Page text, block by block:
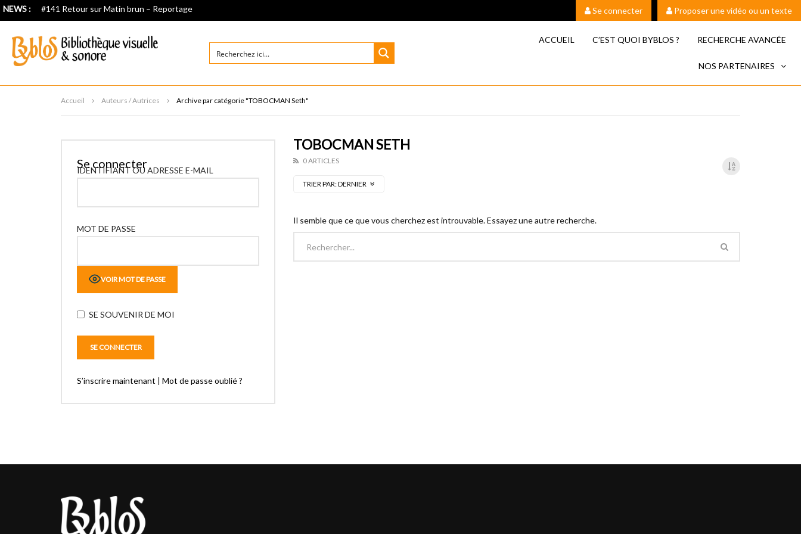
NEWS : #141 Retour sur Matin brun – Reportage Se connecter Proposer une vidéo ou un texte
ACCUEIL C’EST QUOI BYBLOS ? RECHERCHE AVANCÉE
NOS PARTENAIRES
Accueil Auteurs / Autrices Archive par catégorie "TOBOCMAN Seth"
TOBOCMAN SETH
0 ARTICLES
TRIER PAR:DERNIER
Il semble que ce que vous cherchez est introuvable. Essayez une autre recherche.
Se connecter
IDENTIFIANT OU ADRESSE E-MAIL
MOT DE PASSE
VOIR MOT DE PASSE
SE SOUVENIR DE MOI
S’inscrire maintenant | Mot de passe oublié ?